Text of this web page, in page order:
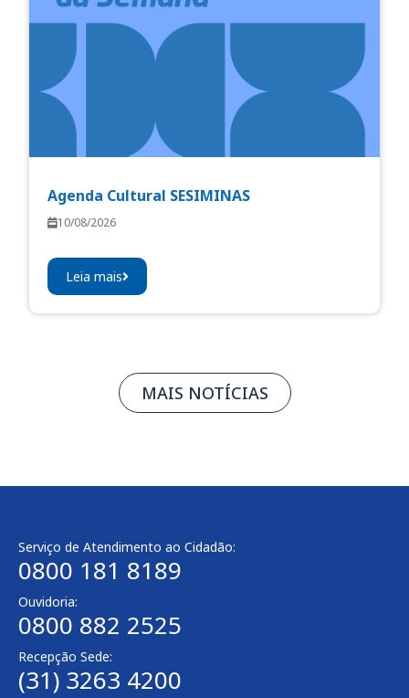
Agenda Cultural SESIMINAS
10/08/2026
Leia mais
MAIS NOTÍCIAS
Serviço de Atendimento ao Cidadão:
0800 181 8189
Ouvidoria:
0800 882 2525​
Recepção Sede:
(31) 3263 4200